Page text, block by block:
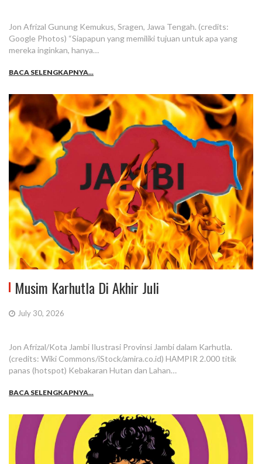
Jon Afrizal Gunung Kemukus, Sragen, Jawa Tengah. (credits:
Google Photos) “Siapapun yang memiliki tujuan untuk apa yang
mereka inginkan, hanya…
BACA SELENGKAPNYA...
Musim Karhutla Di Akhir Juli
July 30, 2026
Jon Afrizal/Kota Jambi Ilustrasi Provinsi Jambi dalam Karhutla.
(credits: Wiki Commons/iStock/amira.co.id) HAMPIR 2.000 titik
panas (hotspot) Kebakaran Hutan dan Lahan…
BACA SELENGKAPNYA...